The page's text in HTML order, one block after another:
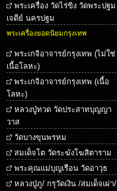
พระเครื่อง วัดไร่ขิง วัดพระปฐม
เจดีย์ นครปฐม
พระเครื่องยอดนิยมกรุงเทพ
พระเกจิอาจารย์กรุงเทพ (ไม่ใช่
เนื้อโลหะ)
พระเกจิอาจารย์กรุงเทพ (เนื้อ
โลหะ)
หลวงปู่ทวด วัดประสาทบุญญา
วาส
วัดบางขุนพรหม
สมเด็จโต วัดระฆังโฆสิตาราม
พระคุณแม่บุญเรือน วัดอาวุธ
หลวงปู่ภู/ กรุวัดเงิน /สมเด็จเผ่า/